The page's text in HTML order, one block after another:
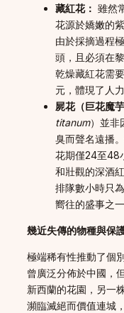
藏紅花： 雖然
花源於嬌嫩的
由於採摘過程
頭，且必須在
乾燥藏紅花需
元，體現了人
屍花（巨花魔
titanum）並非
臭而聲名遠播
花期僅24至48
和壯觀的深酒
排隊數小時只
嚮往的盛事之一
幾近失傳的物種與保
極端稀有性推動了個
曾廣泛分佈於中國，
新西蘭的花園，另一
瀕臨滅絕而價值連城